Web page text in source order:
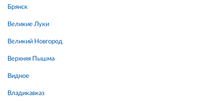
Брянск
Великие Луки
Великий Новгород
Верхняя Пышма
Видное
Владикавказ